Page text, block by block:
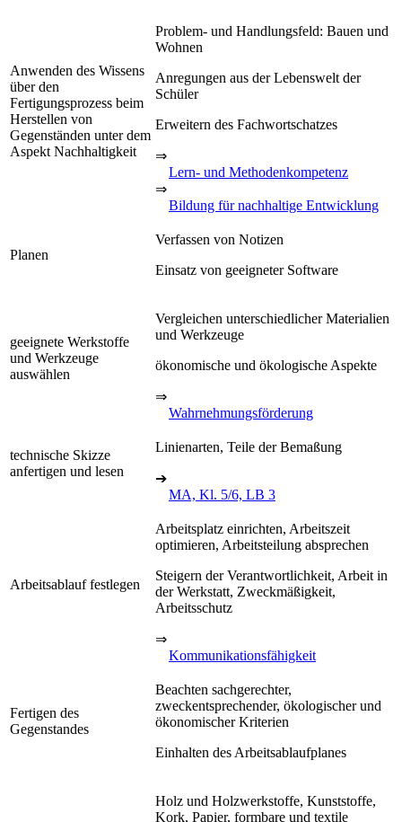
Anwenden des Wissens
über den
Fertigungsprozess beim
Herstellen von
Gegenständen unter dem
Aspekt Nachhaltigkeit
Problem- und Handlungsfeld: Bauen und
Wohnen
Anregungen aus der Lebenswelt der
Schüler
Erweitern des Fachwortschatzes
⇒
Lern- und Methodenkompetenz
⇒
Bildung für nachhaltige Entwicklung
Planen
Verfassen von Notizen
Einsatz von geeigneter Software
geeignete Werkstoffe
und Werkzeuge
auswählen
Vergleichen unterschiedlicher Materialien
und Werkzeuge
ökonomische und ökologische Aspekte
⇒
Wahrnehmungsförderung
technische Skizze
anfertigen und lesen
Linienarten, Teile der Bemaßung
➔
MA, Kl. 5/6, LB 3
Arbeitsablauf festlegen
Arbeitsplatz einrichten, Arbeitszeit
optimieren, Arbeitsteilung absprechen
Steigern der Verantwortlichkeit, Arbeit in
der Werkstatt, Zweckmäßigkeit,
Arbeitsschutz
⇒
Kommunikationsfähigkeit
Fertigen des
Gegenstandes
Beachten sachgerechter,
zweckentsprechender, ökologischer und
ökonomischer Kriterien
Einhalten des Arbeitsablaufplanes
Holz und Holzwerkstoffe, Kunststoffe,
Kork, Papier, formbare und textile